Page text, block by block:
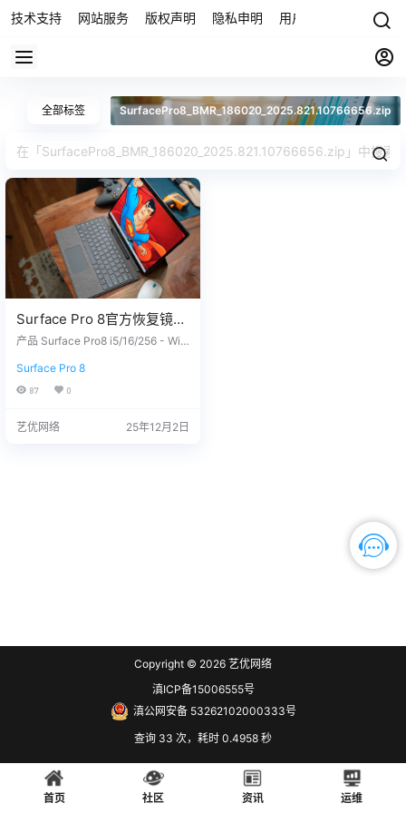
技术支持 网站服务 版权声明 隐私申明 用户协议 联系我们
全部标签 SurfacePro8_BMR_186020_2025.821.10766656.zip
Surface Pro 8官方恢复镜像
24H2版本
_2025.821.10766656.zip网
盘下载
产品 Surface Pro8 i5/16/256 - Win
到您需要的文件？ 请联系我们，提
供您设备上的12位产品序列号，我
推荐 1. 购买之前请确认平板硬件无
Surface Pro 8
87 0
艺优网络 25年12月2日
Copyright © 2026 艺优网络
滇ICP备15006555号
滇公网安备 53262102000333号
查询 33 次，耗时 0.4958 秒
首页 社区 资讯 运维